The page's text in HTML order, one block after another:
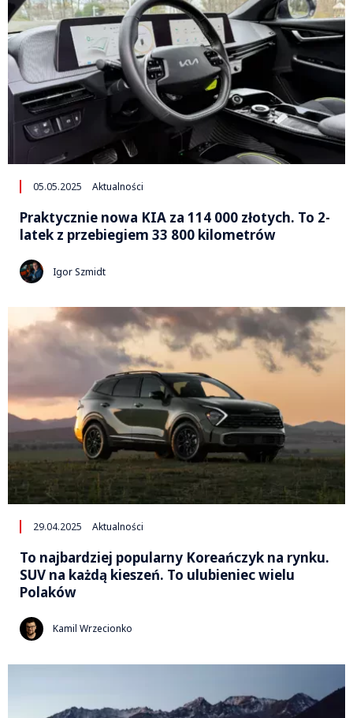
05.05.2025 Aktualności
Praktycznie nowa KIA za 114 000 złotych. To 2-
latek z przebiegiem 33 800 kilometrów
Igor Szmidt
29.04.2025 Aktualności
To najbardziej popularny Koreańczyk na rynku.
SUV na każdą kieszeń. To ulubieniec wielu
Polaków
Kamil Wrzecionko